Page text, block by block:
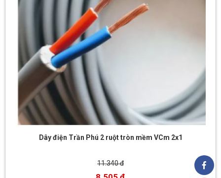
Dây điện Trần Phú 2 ruột tròn mềm VCm 2x1
11.340 đ